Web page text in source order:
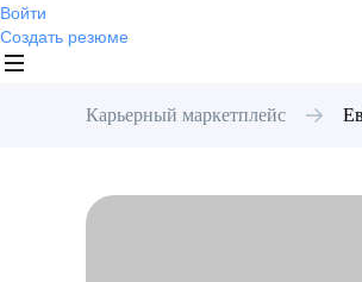
Войти
Создать резюме
Карьерный маркетплейс